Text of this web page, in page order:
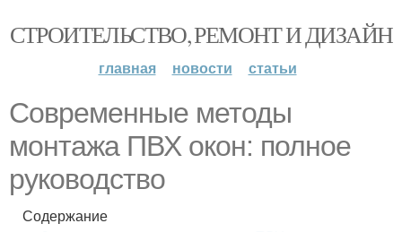
СТРОИТЕЛЬСТВО, РЕМОНТ И ДИЗАЙН
главная новости статьи
Современные методы
монтажа ПВХ окон: полное
руководство
Содержание